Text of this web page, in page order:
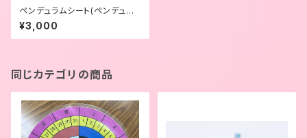
ペンデュラムシート(ペンデュラ
ム付)
¥3,000
同じカテゴリの商品